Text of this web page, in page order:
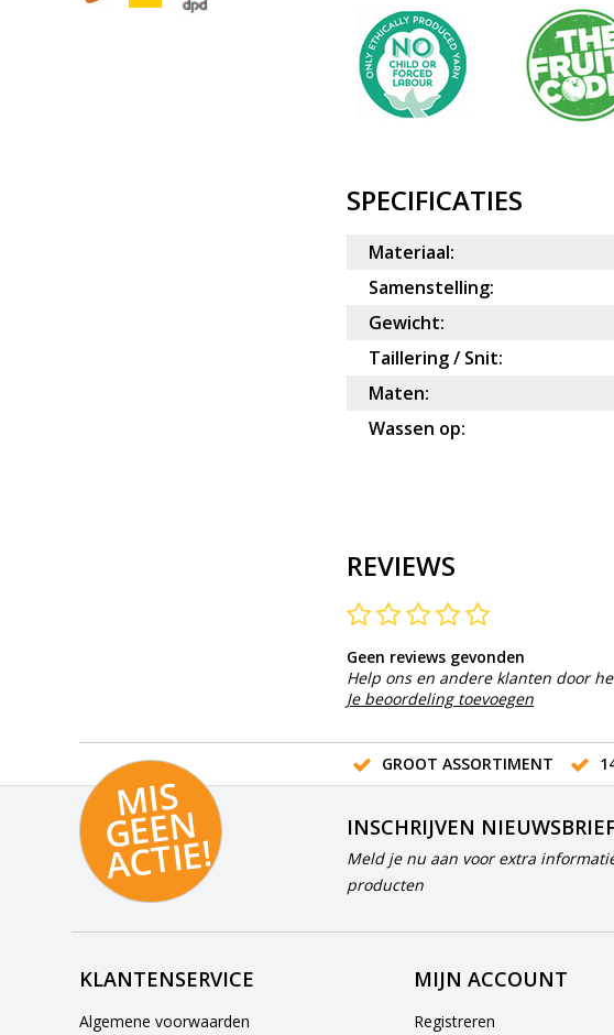
SPECIFICATIES
Materiaal:
Samenstelling:
Gewicht:
Taillering / Snit:
Maten:
Wassen op:
REVIEWS
Geen reviews gevonden
Help ons en andere klanten door
Je beoordeling toevoegen
GROOT ASSORTIMENT
MI
S
G
E
E
N
A
C
TI
E!
INSCHRIJVEN
Meld je nu aan voor extra
producten
KLANTENSERVICE
Algemene voorwaarden
MIJN ACCOUNT
Registreren